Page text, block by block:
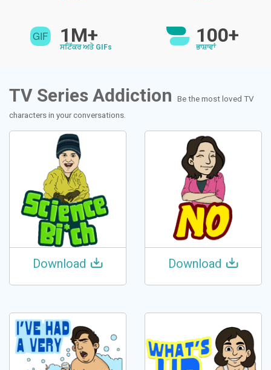
1M+
ਸਟਿੱਕਰ ਅਤੇ GIFs
100+
ਭਾਸ਼ਾਵਾਂ
TV Series Addiction
Be the most loved TV
characters in your conversations.
Download Download